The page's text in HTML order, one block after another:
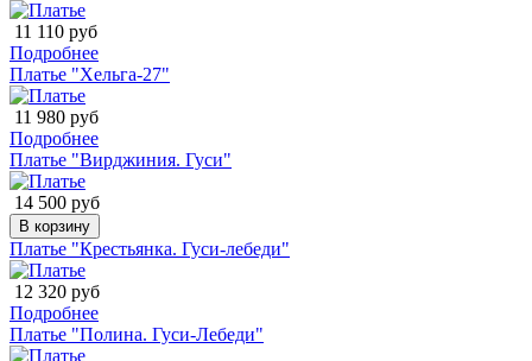
11 110 руб
Подробнее
Платье "Хельга-27"
11 980 руб
Подробнее
Платье "Вирджиния. Гуси"
14 500 руб
В корзину
Платье "Крестьянка. Гуси-лебеди"
12 320 руб
Подробнее
Платье "Полина. Гуси-Лебеди"